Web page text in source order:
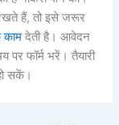
हैं, तो इसे जरूर
काम देती है। आवेदन
फॉर्म भरें। तैयारी
सकें।